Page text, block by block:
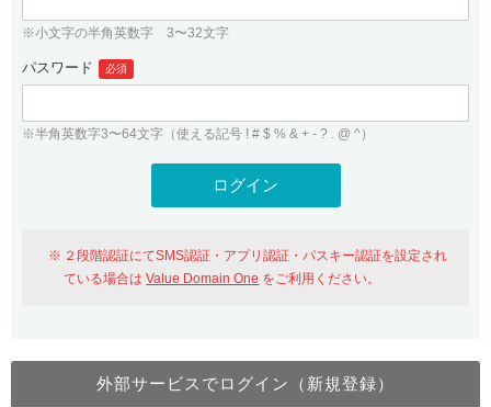
プレミアムドメイン
人気ドメインの種類
WHOIS検索
バリュードメインAPI
ドメイン・ホスティングOEM
従来のバリュードメインをご利用希望の方
Value Domainにログイン
おすすめ One レンタルサーバーを含む最新の機能を使う方
Value Domain Oneにログイン
ユーザー登録
※小文字の半角英数字 3〜32文字
パスワード 必須
※半角英数字3〜64文字（使える記号 ! # $ % & + - ? . @ ^）
２段階認証にてSMS認証・アプリ認証・パスキー認証を設定され
ている場合はValue Domain One をご利用ください。
外部サービスでログイン（新規登録）